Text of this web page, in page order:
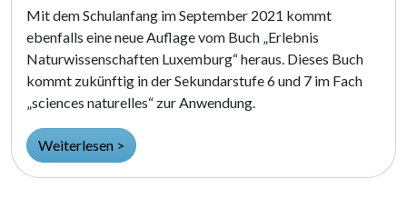
Mit dem Schulanfang im September 2021 kommt
ebenfalls eine neue Auflage vom Buch „Erlebnis
Naturwissenschaften Luxemburg“ heraus. Dieses Buch
kommt zukünftig in der Sekundarstufe 6 und 7 im Fach
„sciences naturelles“ zur Anwendung.
Weiterlesen >